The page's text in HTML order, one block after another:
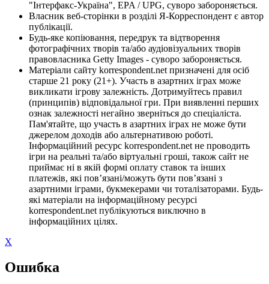
"Інтерфакс-Україна", EPA / UPG, суворо забороняється.
Власник веб-сторінки в розділі Я-Корреспондент є автор
публікації.
Будь-яке копіювання, передрук та відтворення
фотографічних творів та/або аудіовізуальних творів
правовласника Getty Images - суворо забороняється.
Матеріали сайту korrespondent.net призначені для осіб
старше 21 року (21+). Участь в азартних іграх може
викликати ігрову залежність. Дотримуйтесь правил
(принципів) відповідальної гри. При виявленні перших
ознак залежності негайно зверніться до спеціаліста.
Пам'ятайте, що участь в азартних іграх не може бути
джерелом доходів або альтернативою роботі.
Інформаційний ресурс korrespondent.net не проводить
ігри на реальні та/або віртуальні гроші, також сайт не
приймає ні в якій формі оплату ставок та інших
платежів, які пов’язані/можуть бути пов’язані з
азартними іграми, букмекерами чи тоталізаторами. Будь-
які матеріали на інформаційному ресурсі
korrespondent.net публікуються виключно в
інформаційних цілях.
X
Ошибка